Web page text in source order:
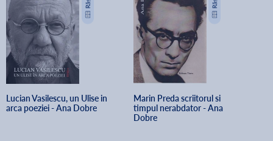
Lucian Vasilescu, un Ulise in
arca poeziei - Ana Dobre
Marin Preda scriitorul si
timpul nerabdator - Ana
Dobre